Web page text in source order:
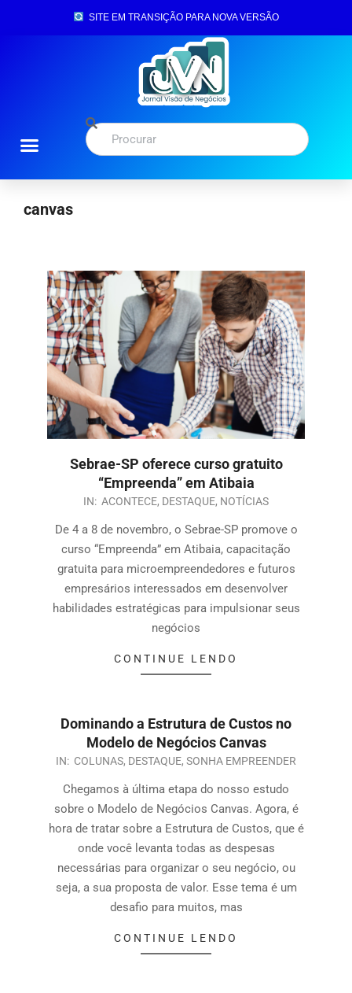
SITE EM TRANSIÇÃO PARA NOVA VERSÃO
canvas
Sebrae-SP oferece curso gratuito
“Empreenda” em Atibaia
IN: ACONTECE, DESTAQUE, NOTÍCIAS
De 4 a 8 de novembro, o Sebrae-SP promove o
curso “Empreenda” em Atibaia, capacitação
gratuita para microempreendedores e futuros
empresários interessados em desenvolver
habilidades estratégicas para impulsionar seus
negócios
CONTINUE LENDO
Dominando a Estrutura de Custos no
Modelo de Negócios Canvas
IN: COLUNAS, DESTAQUE, SONHA EMPREENDER
Chegamos à última etapa do nosso estudo
sobre o Modelo de Negócios Canvas. Agora, é
hora de tratar sobre a Estrutura de Custos, que é
onde você levanta todas as despesas
necessárias para organizar o seu negócio, ou
seja, a sua proposta de valor. Esse tema é um
desafio para muitos, mas
CONTINUE LENDO